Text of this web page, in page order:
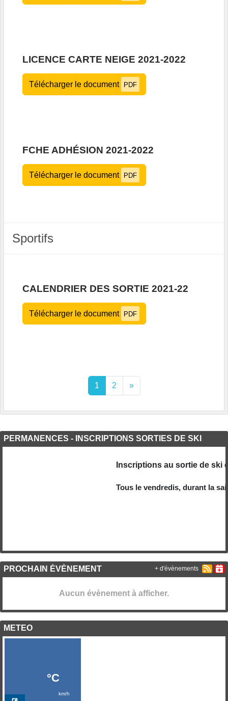
LICENCE CARTE NEIGE 2021-2022
Télécharger le document PDF
FCHE ADHÉSION 2021-2022
Télécharger le document PDF
Sportifs
CALENDRIER DES SORTIE 2021-22
Télécharger le document PDF
1 2 »
PERMANENCES - INSCRIPTIONS SORTIES DE SKI
Inscriptions au sortie de ski
Tous le vendredis, durant la
PROCHAIN ÉVÈNEMENT
Aucun évènement à afficher.
+ d'évènements
METEO